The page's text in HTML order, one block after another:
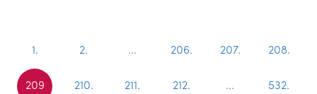
1. 2. ... 206. 207. 208.
209 210. 211. 212. ... 532.